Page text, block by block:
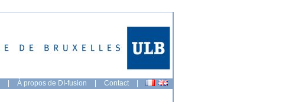
| À propos de DI-fusion | Contact |